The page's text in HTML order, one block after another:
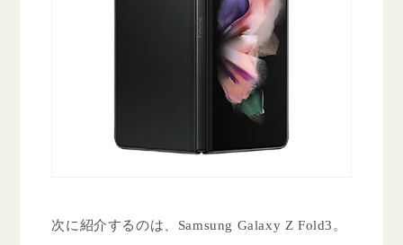
次に紹介するのは、Samsung Galaxy Z Fold3。